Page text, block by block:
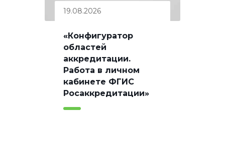
19.08.2026
«Конфигуратор
областей
аккредитации.
Работа в личном
кабинете ФГИС
Росаккредитации»